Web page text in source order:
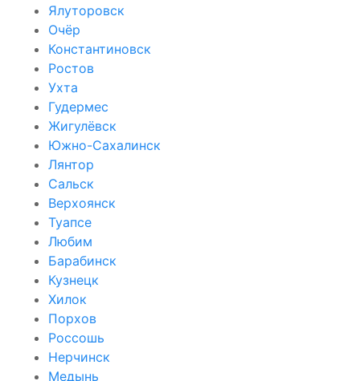
Ялуторовск
Очёр
Константиновск
Ростов
Ухта
Гудермес
Жигулёвск
Южно-Сахалинск
Лянтор
Сальск
Верхоянск
Туапсе
Любим
Барабинск
Кузнецк
Хилок
Порхов
Россошь
Нерчинск
Медынь